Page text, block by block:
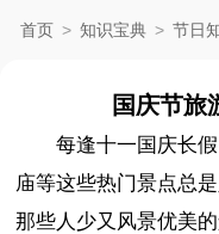
首页 > 知识宝典 > 节日
国庆节旅
每逢十一国庆长
庙等这些热门景点总
那些人少又风景优美